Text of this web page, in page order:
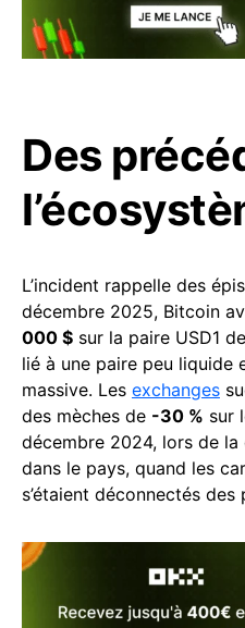
Des
L’incident rappelle des
décembre 2025, Bitcoin
000 $ sur la paire USD1 de
lié à une paire peu liquide
massive. Les exchanges
des mèches de -30 % sur
décembre 2024, lors de
dans le pays, quand les
s’étaient déconnectés des